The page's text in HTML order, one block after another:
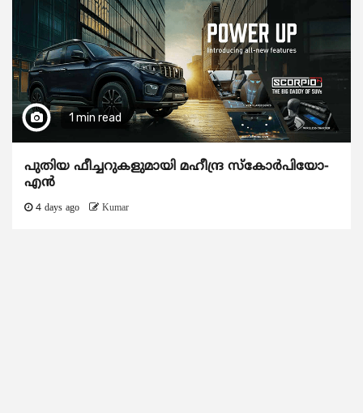
1 min read
പുതിയ ഫീച്ചറുകളുമായി മഹീന്ദ്ര സ്കോർപിയോ-
എൻ
4 days ago Kumar